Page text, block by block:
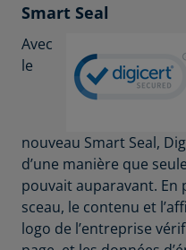
Smart Seal
Avec
le
nouveau Smart Seal,
d’une manière que
pouvait auparavant. En
sceau, le contenu et
logo de l’entreprise